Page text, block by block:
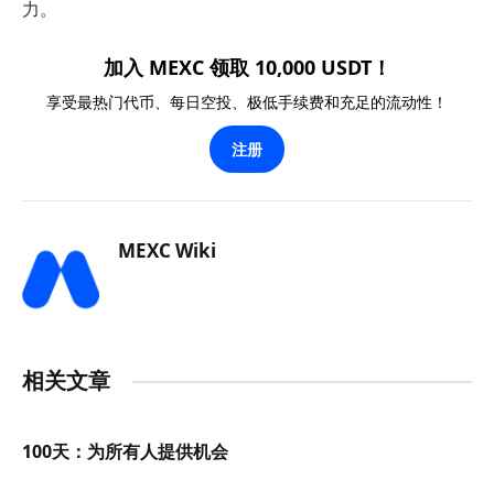
力。
加入 MEXC 领取 10,000 USDT！
享受最热门代币、每日空投、极低手续费和充足的流动性！
注册
MEXC Wiki
相关文章
100天：为所有人提供机会